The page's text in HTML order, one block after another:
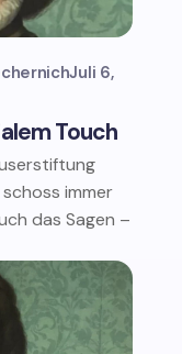
Touch
Juli 6,
immer
das Sagen –